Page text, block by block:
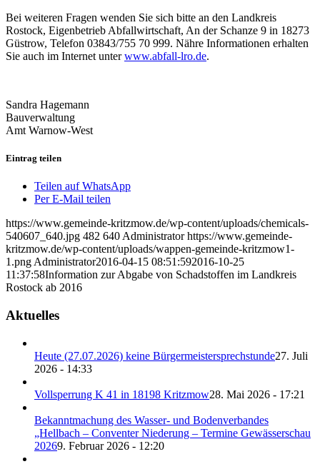
Bei weiteren Fragen wenden Sie sich bitte an den Landkreis
Rostock, Eigenbetrieb Abfallwirtschaft, An der Schanze 9 in 18273
Güstrow, Telefon 03843/755 70 999. Nähre Informationen erhalten
Sie auch im Internet unterwww.abfall-lro.de.
Sandra Hagemann
Bauverwaltung
Amt Warnow-West
Eintrag teilen
Teilen auf WhatsApp
Per E-Mail teilen
https://www.gemeinde-kritzmow.de/wp-content/uploads/chemicals-
540607_640.jpg 482 640 Administrator https://www.gemeinde-
kritzmow.de/wp-content/uploads/wappen-gemeinde-kritzmow1-
1.png Administrator2016-04-15 08:51:592016-10-25
11:37:58Information zur Abgabe von Schadstoffen im Landkreis
Rostock ab 2016
Aktuelles
Heute (27.07.2026) keine Bürgermeistersprechstunde27. Juli
2026 - 14:33
Vollsperrung K 41 in 18198 Kritzmow28. Mai 2026 - 17:21
Bekanntmachung des Wasser- und Bodenverbandes
„Hellbach – Conventer Niederung – Termine Gewässerschau
20269. Februar 2026 - 12:20